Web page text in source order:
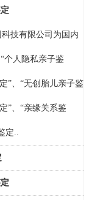
技有限公司为国内
个人隐私亲子鉴
”、“无创胎儿亲子鉴
”、“亲缘关系鉴
定..